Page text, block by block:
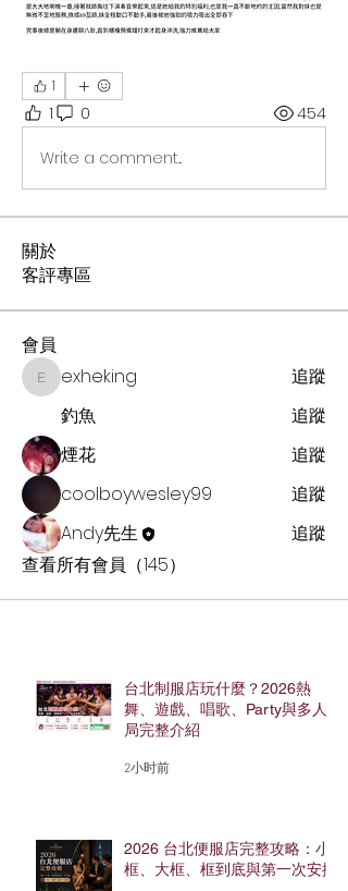
1
1 0 454
Write a comment...
關於
客評專區
會員
exheking
exheking
追蹤
釣魚
追蹤
煙花
追蹤
coolboywesley99
追蹤
Andy先生
追蹤
查看所有會員（145）
台北制服店玩什麼？2026熱
舞、遊戲、唱歌、Party與多人
局完整介紹
2小时前
2026 台北便服店完整攻略：小
框、大框、框到底與第一次安排